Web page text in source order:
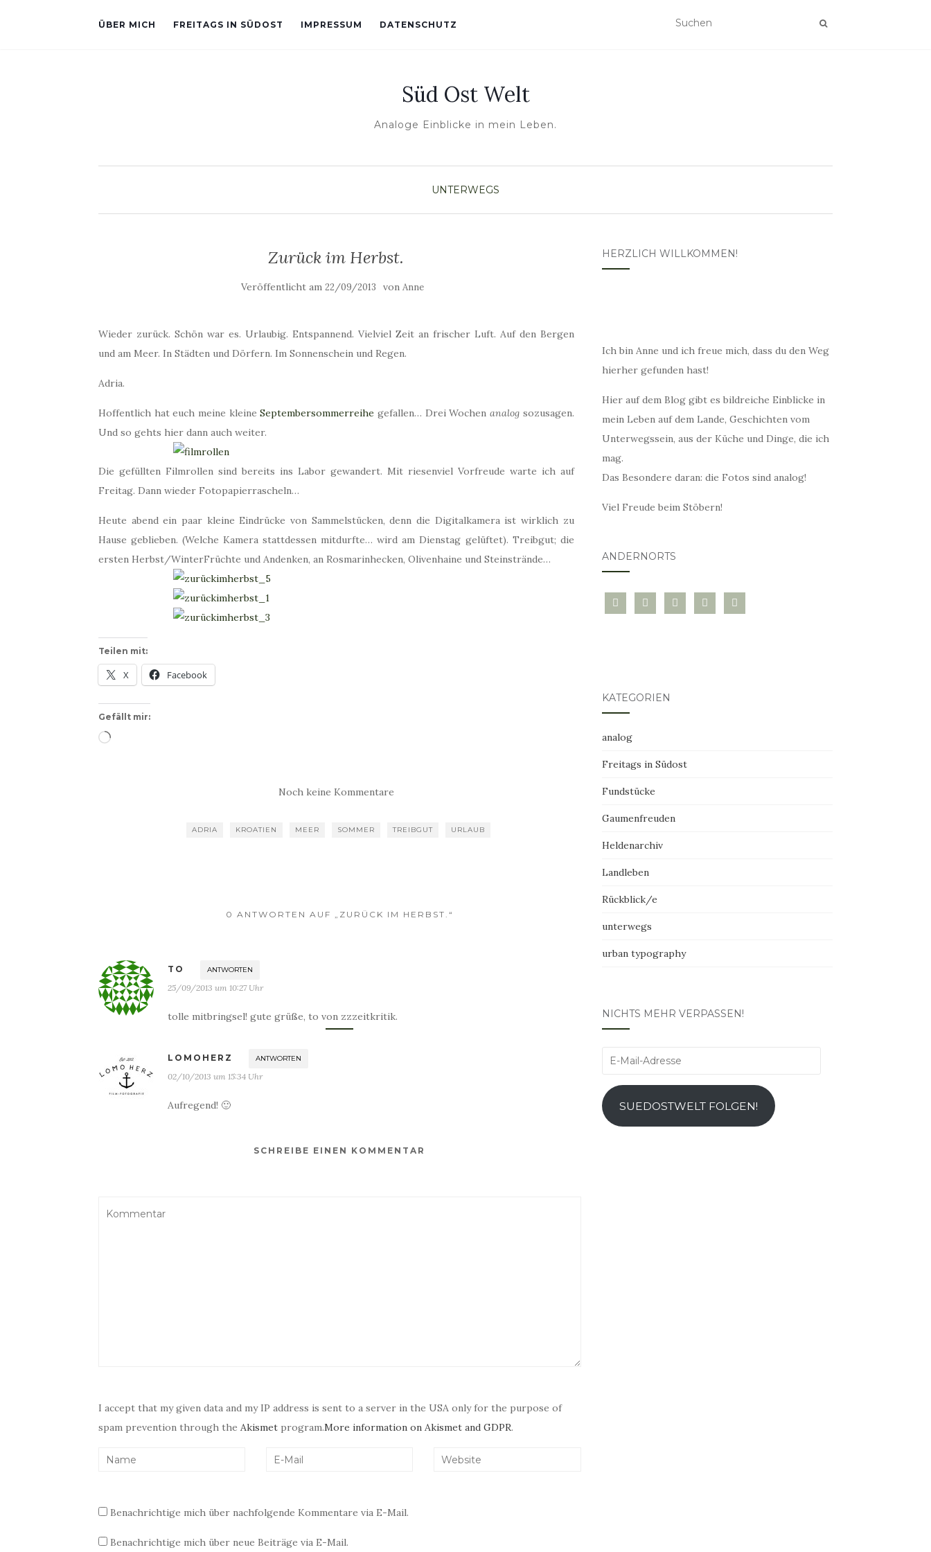
ÜBER MICH FREITAGS IN SÜDOST IMPRESSUM DATENSCHUTZ
Süd Ost Welt
Analoge Einblicke in mein Leben.
UNTERWEGS
Zurück im Herbst.
Veröffentlicht am22/09/2013 vonAnne
Wieder zurück. Schön war es. Urlaubig. Entspannend. Vielviel Zeit an frischer Luft. Auf den Bergen
und am Meer. In Städten und Dörfern. Im Sonnenschein und Regen.
Adria.
Hoffentlich hat euch meine kleineSeptembersommerreihe gefallen… Drei Wochen analog sozusagen.
Und so gehts hier dann auch weiter.
Die gefüllten Filmrollen sind bereits ins Labor gewandert. Mit riesenviel Vorfreude warte ich auf
Freitag. Dann wieder Fotopapierrascheln…
Heute abend ein paar kleine Eindrücke von Sammelstücken, denn die Digitalkamera ist wirklich zu
Hause geblieben. (Welche Kamera stattdessen mitdurfte… wird am Dienstag gelüftet). Treibgut; die
ersten Herbst/WinterFrüchte und Andenken, an Rosmarinhecken, Olivenhaine und Steinstrände…
Teilen mit:
X Facebook
Gefällt mir:
Wird
Noch keine Kommentare
ADRIA KROATIEN MEER SOMMER TREIBGUT URLAUB
0 ANTWORTEN AUF „ZURÜCK IM HERBST.“
TO ANTWORTEN
25/09/2013 um 10:27 Uhr
tolle mitbringsel! gute grüße, to von zzzeitkritik.
LOMOHERZ ANTWORTEN
02/10/2013 um 15:34 Uhr
Aufregend! 🙂
SCHREIBE EINEN KOMMENTAR
I accept that my given data and my IP address is sent to a server in the USA only for the purpose of
spam prevention through the Akismet program.More information on Akismet and GDPR.
Benachrichtige mich über nachfolgende Kommentare via E-Mail.
Benachrichtige mich über neue Beiträge via E-Mail.
HERZLICH WILLKOMMEN!
Ich bin Anne und ich freue mich, dass du den Weg
hierher gefunden hast!
Hier auf dem Blog gibt es bildreiche Einblicke in
mein Leben auf dem Lande, Geschichten vom
Unterwegssein, aus der Küche und Dinge, die ich
mag.
Das Besondere daran: die Fotos sind analog!
Viel Freude beim Stöbern!
ANDERNORTS
bloglovininstagramtwitter pinterest
mail
KATEGORIEN
analog
Freitags in Südost
Fundstücke
Gaumenfreuden
Heldenarchiv
Landleben
Rückblick/e
unterwegs
urban typography
NICHTS MEHR VERPASSEN!
E-
Adresse
SUEDOSTWELT FOLGEN!